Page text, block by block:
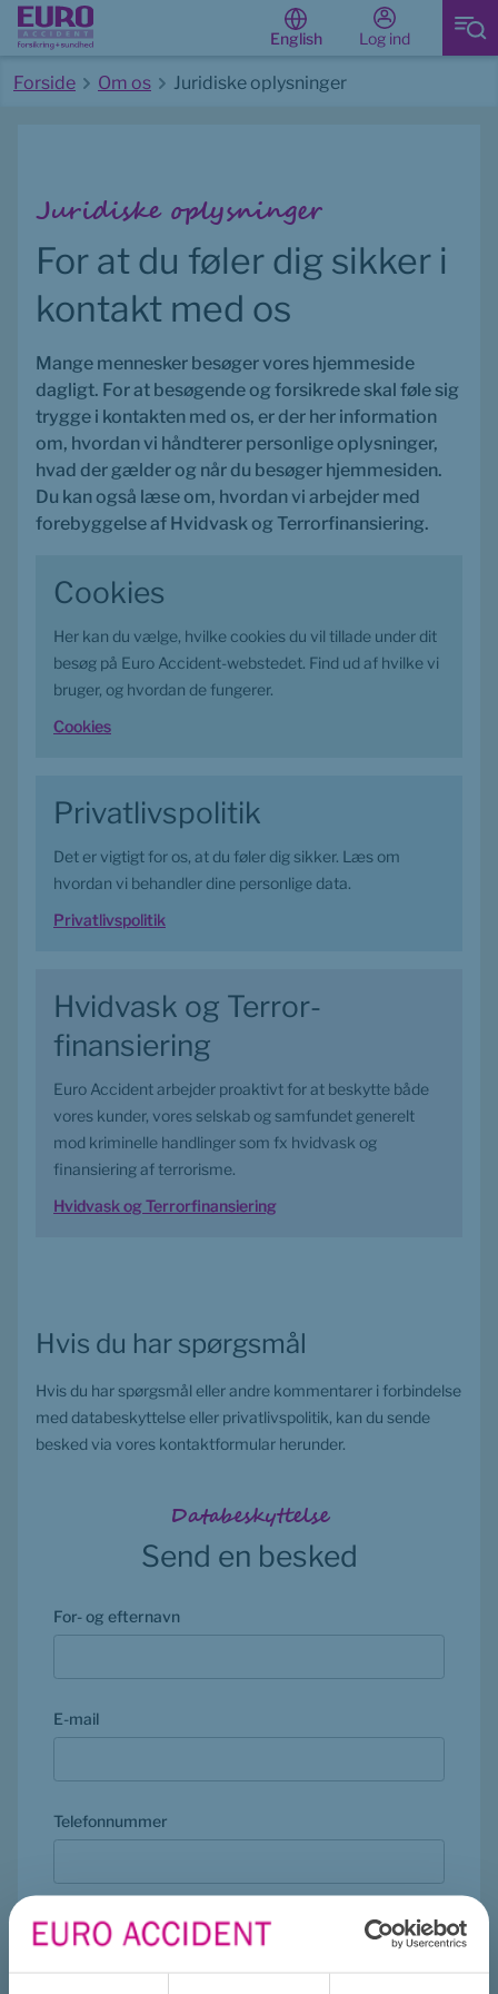
English Log ind
Forside Om os
Juridiske oplysninger
Juridiske oplysninger
For at du føler dig sikker i
kontakt med os
Mange mennesker besøger vores hjemmeside
dagligt. For at besøgende og forsikrede skal føle sig
trygge i kontakten med os, er der her information
om, hvordan vi håndterer personlige oplysninger,
hvad der gælder og når du besøger hjemmesiden.
Du kan også læse om, hvordan vi arbejder med
forebyggelse af Hvidvask og Terrorfinansiering.
Cookies
Her kan du vælge, hvilke cookies du vil tillade under dit
besøg på Euro Accident-webstedet. Find ud af hvilke vi
bruger, og hvordan de fungerer.
Cookies
Privatlivs­politik
Det er vigtigt for os, at du føler dig sikker. Læs om
hvordan vi behandler dine personlige data.
Privatlivs­politik
Hvidvask og Terror­
finansiering
Euro Accident arbejder proaktivt for at beskytte både
vores kunder, vores selskab og samfundet generelt
mod kriminelle handlinger som fx hvidvask og
finansiering af terrorisme.
Hvidvask og Terrorfinansiering
Hvis du har spørgsmål
Hvis du har spørgsmål eller andre kommentarer i forbindelse
med databeskyttelse eller privatlivspolitik, kan du sende
besked via vores kontaktformular herunder.
Databeskyttelse
Send en besked
For- og efternavn
E-mail
Telefonnummer
Meddelelse *(mandatory)